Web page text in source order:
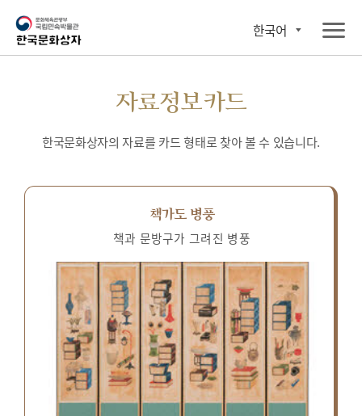
한국어
자료정보카드
한국문화상자의 자료를 카드 형태로 찾아 볼 수 있습니다.
책가도 병풍
책과 문방구가 그려진 병풍